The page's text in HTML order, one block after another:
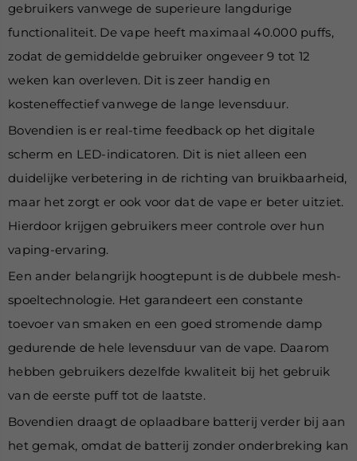
gebruikers vanwege de superieure langdurige
functionaliteit. De vape heeft maximaal 40.000 puffs,
zodat de gemiddelde gebruiker ongeveer 9 tot 12
weken kan overleven. Dit is zeer handig en
kosteneffectief vanwege de lange levensduur.
Bovendien is er real-time feedback op het digitale
scherm en LED-indicatoren. Dit is niet alleen een
duidelijke verbetering in de richting van bruikbaarheid,
maar het zorgt er ook voor dat de vape er beter uitziet.
Hierdoor krijgen gebruikers meer controle over hun
vaping-ervaring.
Een ander belangrijk hoogtepunt is de dubbele mesh-
spoeltechnologie. Het garandeert een constante
toevoer van smaken en een goed stromende damp
gedurende de hele levensduur van de vape. Daarom
hebben gebruikers dezelfde kwaliteit bij het gebruik
van de eerste puff tot de laatste.
Bovendien draagt de oplaadbare batterij verder bij aan
het gemak, omdat de batterij zonder onderbreking kan